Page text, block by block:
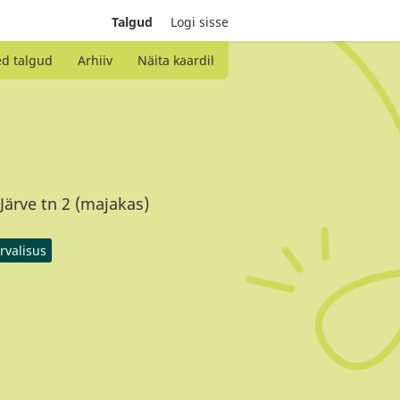
Talgud Logi sisse
talgud Arhiiv Näita kaardil
tn 2 (majakas)